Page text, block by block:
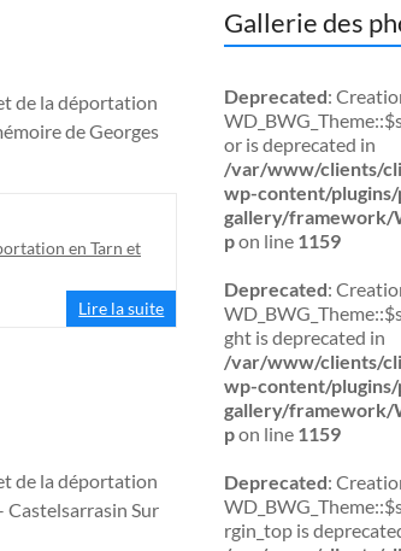
de la déportation
de Georges
en Tarn et
Lire la suite
de la déportation
Castelsarrasin Sur
Gallerie des
Deprecated:
or is deprecated in
/var/www/clients/
wp-content/
gallery/framework/
pon line 1159
Deprecated:
ght is deprecated in
/var/www/clients/
wp-content/
gallery/framework/
pon line 1159
Deprecated:
rgin_top is